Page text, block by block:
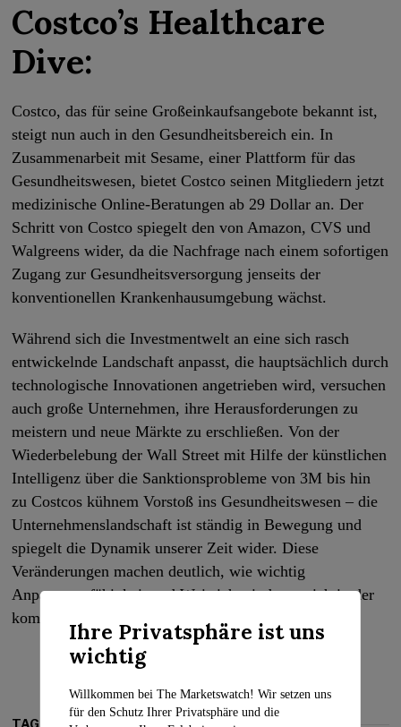
Costco’s Healthcare
Dive:
Costco, das für seine Großeinkaufsangebote bekannt ist,
steigt nun auch in den Gesundheitsbereich ein. In
Zusammenarbeit mit Sesame, einer Plattform für das
Gesundheitswesen, bietet Costco seinen Mitgliedern jetzt
medizinische Online-Beratungen ab 29 Dollar an. Der
Schritt von Costco spiegelt den von Amazon, CVS und
Walgreens wider, da die Nachfrage nach einem sofortigen
Zugang zur Gesundheitsversorgung jenseits der
konventionellen Krankenhausumgebung wächst.
Während sich die Investmentwelt an eine sich rasch
entwickelnde Landschaft anpasst, die hauptsächlich durch
technologische Innovationen angetrieben wird, versuchen
auch große Unternehmen, ihre Herausforderungen zu
meistern und neue Märkte zu erschließen. Von der
Wiederbelebung der Wall Street mit Hilfe der künstlichen
Intelligenz über die Sanktionsprobleme von 3M bis hin
zu Costcos kühnem Vorstoß ins Gesundheitswesen – die
Unternehmenslandschaft ist ständig in Bewegung und
spiegelt die Dynamik unserer Zeit wider. Diese
Veränderungen machen deutlich, wie wichtig
Anpassungsfähigkeit und Weitsicht sind, um sich in der
komplexen Geschäftswelt von heute zurechtzufinden.
Ihre Privatsphäre ist uns
wichtig
Willkommen bei The Marketswatch! Wir setzen uns
für den Schutz Ihrer Privatsphäre und die